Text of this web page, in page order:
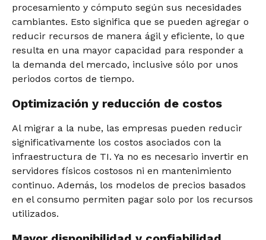
procesamiento y cómputo según sus necesidades
cambiantes. Esto significa que se pueden agregar o
reducir recursos de manera ágil y eficiente, lo que
resulta en una mayor capacidad para responder a
la demanda del mercado, inclusive sólo por unos
periodos cortos de tiempo.
Optimización y reducción de costos
Al migrar a la nube, las empresas pueden reducir
significativamente los costos asociados con la
infraestructura de TI. Ya no es necesario invertir en
servidores físicos costosos ni en mantenimiento
continuo. Además, los modelos de precios basados
en el consumo permiten pagar solo por los recursos
utilizados.